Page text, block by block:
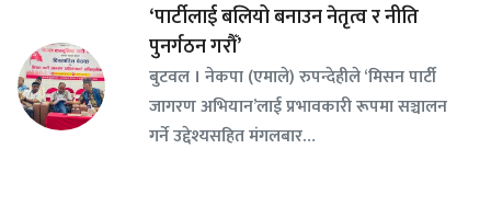
‘पार्टीलाई बलियो बनाउन नेतृत्व र नीति
पुनर्गठन गरौँ’
बुटवल । नेकपा (एमाले) रुपन्देहीले ‘मिसन पार्टी
जागरण अभियान’लाई प्रभावकारी रूपमा सञ्चालन
गर्ने उद्देश्यसहित मंगलबार…